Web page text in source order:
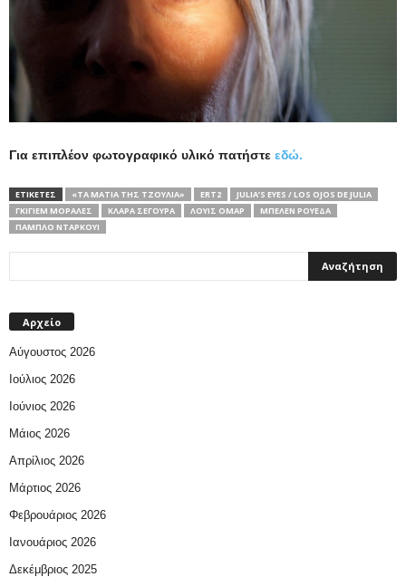
Για επιπλέον φωτογραφικό υλικό πατήστε εδώ.
ΕΤΙΚΕΤΕΣ «ΤΑ ΜΆΤΙΑ ΤΗΣ ΤΖΟΎΛΙΑ» ERT2
JULIA’S EYES / LOS OJOS DE JULIA
ΓΚΙΓΙΈΜ ΜΟΡΆΛΕΣ
ΚΛΆΡΑ ΣΕΓΟΎΡΑ ΛΟΥΊΣ ΟΜΆΡ
ΜΠΕΛΈΝ ΡΟΥΈΔΑ
ΠΆΜΠΛΟ ΝΤΑΡΚΟΥΊ
Αρχείο
Αύγουστος 2026
Ιούλιος 2026
Ιούνιος 2026
Μάιος 2026
Απρίλιος 2026
Μάρτιος 2026
Φεβρουάριος 2026
Ιανουάριος 2026
Δεκέμβριος 2025